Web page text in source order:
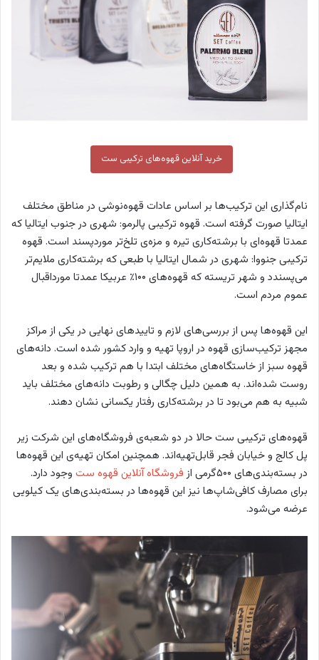
خرید آنلاین قهوه‌های ترکیبی ست
نام‌گذاری این ترکیب‌ها بر اساس عادات قهوه‌نوشی در مناطق مختلف
ایتالیا صورت گرفته است. قهوه ترکیبی پالرمو: شهری در جنوب ایتالیا که
عمدتا قهوه‌ای با برشته‌کاری تیره و مزه‌ی تلخ‌تر موردپسند است. قهوه
ترکیبی جنووا: شهری در شمال ایتالیا با طبعی که برشته‌کاری ملایم‌تر
می‌پسندد و شهر تریسته که قهوه‌های ۱۰۰٪ عربیکا عمدتا مورداقبال
عموم مردم است.
این قهوه‌ها پس از بررسی‌های لازم و تایید‌های نهایی در یکی از مراکز
مجهز ترکیب‌سازی قهوه در اروپا تهیه و وارد کشور شده است. دانه‌های
قهوه سبز از خاستگاه‌های مختلف ابتدا با هم ترکیب شده و بعد
روست شده‌اند. به همین دلیل چگالی و رطوبت دانه‌های مختلف باید
شبیه به هم می‌بود تا در برشته‌کاری رفتار یکسانی نشان دهند.
قهوه‌های ترکیبی ست حالا در دو شعبه‌ی فروشگاه‌های این شرکت زیر
پل کالج و خیابان فجر قابل‌تهیه‌اند. همچنین امکان تهیه‌ی این قهوه‌ها
در بسته‌بندی‌های ۵۰۰گرمی از
فروشگاه آنلاین قهوه ست وجود دارد.
برای مصارف کافی‌شاپ‌ها نیز این قهوه‌ها در بسته‌بندی‌های یک کیلویی
عرضه می‌شود.